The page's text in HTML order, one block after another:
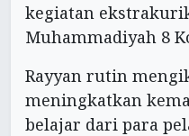
kegiatan
Muhammadiyah 8
Rayyan rutin
meningkatkan
belajar dari para